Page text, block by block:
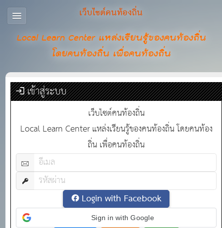
เว็บไซต์คนท้องถิ่น
Local Learn Center แหล่งเรียนรู้ของคนท้องถิ่น
โดยคนท้องถิ่น เพื่อคนท้องถิ่น
เข้าสู่ระบบ
เว็บไซต์คนท้องถิ่น
Local Learn Center แหล่งเรียนรู้ของคนท้องถิ่น โดยคนท้อง
ถิ่น เพื่อคนท้องถิ่น
Login with Facebook
Sign in with Google